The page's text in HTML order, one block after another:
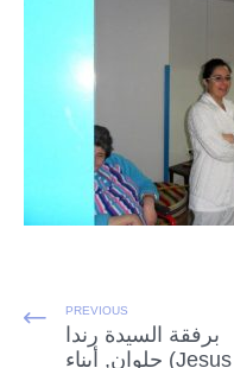
PREVIOUS
برفقة السيدة رندا
جلوان, أبناء (Jesus